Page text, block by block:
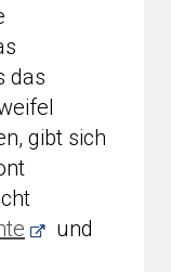
das
gibt sich
und